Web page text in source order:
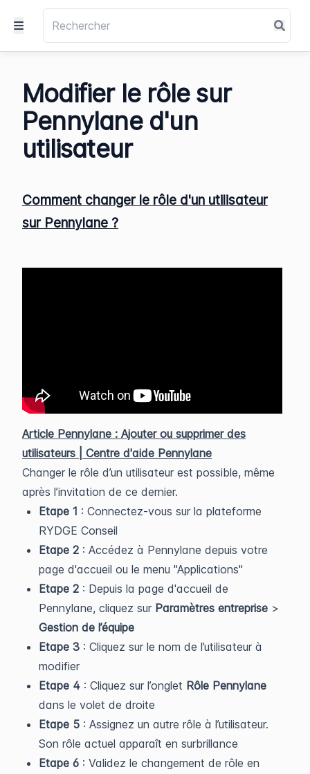
Modifier le rôle sur
Pennylane d'un
utilisateur
Comment changer le rôle d'un utilisateur
sur Pennylane ?
Article Pennylane : Ajouter ou supprimer des
utilisateurs | Centre d'aide Pennylane
Changer le rôle d’un utilisateur est possible, même
après l’invitation de ce dernier.
Etape 1 : Connectez-vous sur la plateforme
RYDGE Conseil
Etape 2 : Accédez à Pennylane depuis votre
page d'accueil ou le menu "Applications"
Etape 2 : Depuis la page d'accueil de
Pennylane, cliquez sur Paramètres entreprise >
Gestion de l’équipe
Etape 3 : Cliquez sur le nom de l’utilisateur à
modifier
Etape 4 : Cliquez sur l’onglet Rôle Pennylane
dans le volet de droite
Etape 5 : Assignez un autre rôle à l’utilisateur.
Son rôle actuel apparaît en surbrillance
Etape 6 : Validez le changement de rôle en